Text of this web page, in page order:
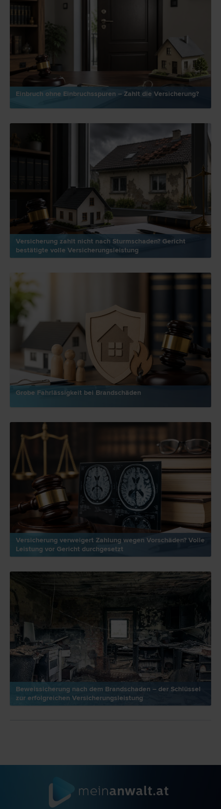
Einbruch ohne Einbruchsspuren – Zahlt die Versicherung?
Versicherung zahlt nicht nach Sturmschaden? Gericht
bestätigte volle Versicherungsleistung
Grobe Fahrlässigkeit bei Brandschäden
Versicherung verweigert Zahlung wegen Vorschäden? Volle
Leistung vor Gericht durchgesetzt
Beweissicherung nach dem Brandschaden – der Schlüssel
zur erfolgreichen Versicherungsleistung